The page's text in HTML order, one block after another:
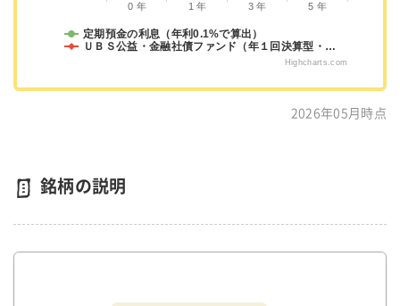
定期預金の利息（年利0.1%で算出）
ＵＢＳ公益・金融社債ファンド（年１回決算型・…
0 年 1 年 3 年 5 年
Highcharts.com
2026年05月時点
銘柄の説明